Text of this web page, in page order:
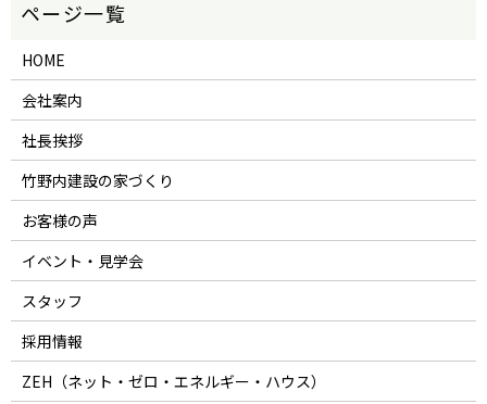
HOME
会社案内
社長挨拶
竹野内建設の家づくり
お客様の声
イベント・見学会
スタッフ
採用情報
ZEH（ネット・ゼロ・エネルギー・ハウス）